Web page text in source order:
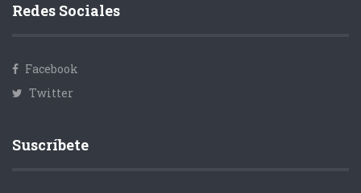
Redes Sociales
Facebook
Twitter
Suscríbete